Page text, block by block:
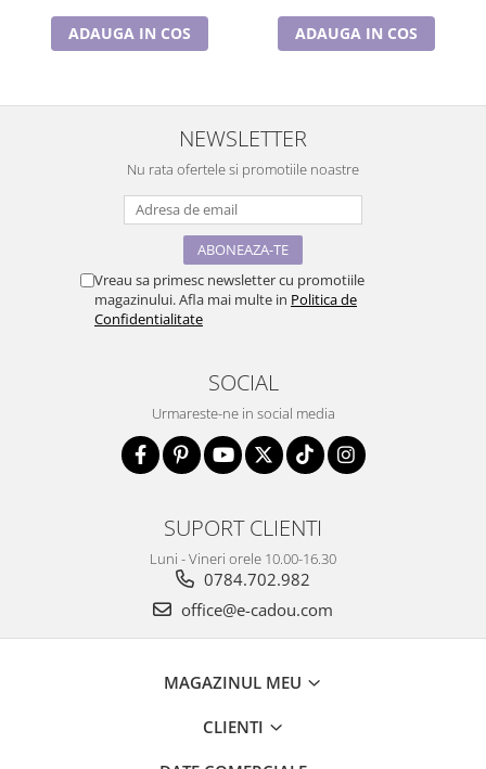
ADAUGA IN COS ADAUGA IN COS
NEWSLETTER
Nu rata ofertele si promotiile noastre
Vreau sa primesc newsletter cu promotiile
magazinului. Afla mai multe in Politica de
Confidentialitate
SOCIAL
Urmareste-ne in social media
SUPORT CLIENTI
Luni - Vineri orele 10.00-16.30
0784.702.982
office@e-cadou.com
MAGAZINUL MEU
CLIENTI